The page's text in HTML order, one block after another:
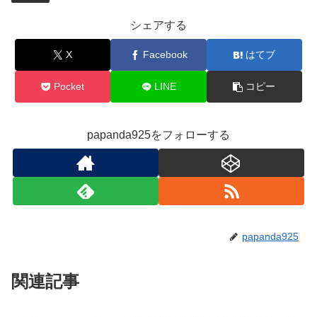
シェアする
X Facebook はてブ
Pocket LINE コピー
papanda925をフォローする
papanda925
関連記事